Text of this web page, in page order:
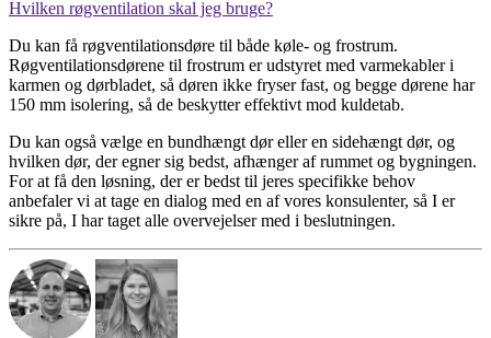
Hvilken røgventilation skal jeg bruge?
Du kan få røgventilationsdøre til både køle- og frostrum.
Røgventilationsdørene til frostrum er udstyret med varmekabler i
karmen og dørbladet, så døren ikke fryser fast, og begge dørene har
150 mm isolering, så de beskytter effektivt mod kuldetab.
Du kan også vælge en bundhængt dør eller en sidehængt dør, og
hvilken dør, der egner sig bedst, afhænger af rummet og bygningen.
For at få den løsning, der er bedst til jeres specifikke behov
anbefaler vi at tage en dialog med en af vores konsulenter, så I er
sikre på, I har taget alle overvejelser med i beslutningen.